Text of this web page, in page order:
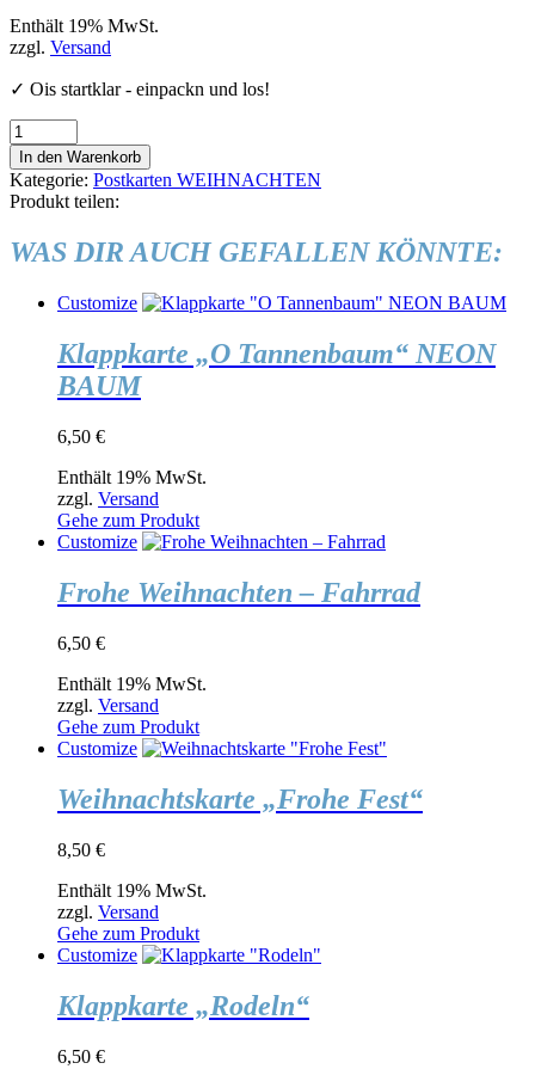
Enthält 19% MwSt.
zzgl. Versand
✓ Ois startklar - einpackn und los!
Weihnachtskarte
Colored
-
Violet
Pastel
In den Warenkorb
Kategorie: Postkarten WEIHNACHTEN
Produkt teilen:
WAS DIR AUCH GEFALLEN KÖNNTE:
Customize
Klappkarte „O Tannenbaum“ NEON
BAUM
6,50 €
Enthält 19% MwSt.
zzgl. Versand
Gehe zum Produkt
Customize
Frohe Weihnachten – Fahrrad
6,50 €
Enthält 19% MwSt.
zzgl. Versand
Gehe zum Produkt
Customize
Weihnachtskarte „Frohe Fest“
8,50 €
Enthält 19% MwSt.
zzgl. Versand
Gehe zum Produkt
Customize
Klappkarte „Rodeln“
6,50 €